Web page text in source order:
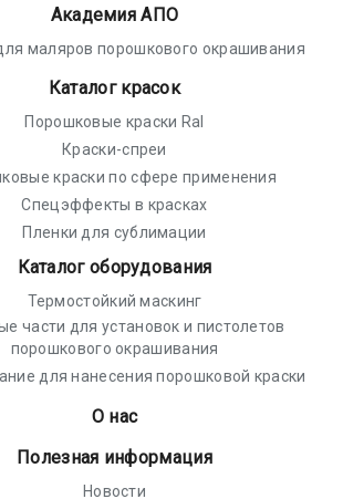
Академия АПО
маляров порошкового окрашивания
Каталог красок
Порошковые краски Ral
Краски-спреи
краски по сфере применения
Спецэффекты в красках
Пленки для сублимации
Каталог оборудования
Термостойкий маскинг
части для установок и пистолетов
порошкового окрашивания
для нанесения порошковой краски
О нас
Полезная информация
Новости